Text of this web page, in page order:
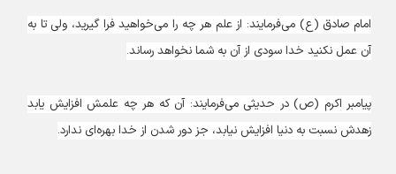
امام صادق (ع) می‌فرمایند: از علم هر چه را می‌خواهید فرا گیرید، ولی تا به
آن عمل نکنید خدا سودی از آن به شما نخواهد رساند.
پیامبر اکرم (ص) در حدیثی می‌فرمایند: آن که هر چه علمش افزایش یابد
زهدش نسبت به دنیا افزایش نیابد، جز دور شدن از خدا بهره‌ای ندارد.